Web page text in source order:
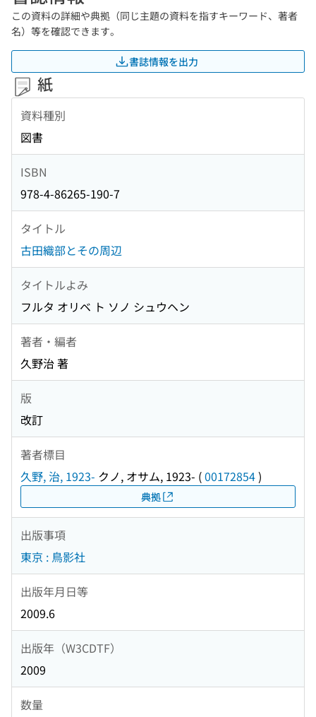
この資料の詳細や典拠（同じ主題の資料を指すキーワード、著者
名）等を確認できます。
書誌情報を出力
紙
資料種別
図書
ISBN
978-4-86265-190-7
タイトル
古田織部とその周辺
タイトルよみ
フルタ オリベ ト ソノ シュウヘン
著者・編者
久野治 著
版
改訂
著者標目
久野, 治, 1923- クノ, オサム, 1923- (00172854)
典拠
出版事項
東京 : 鳥影社
出版年月日等
2009.6
出版年（W3CDTF）
2009
数量